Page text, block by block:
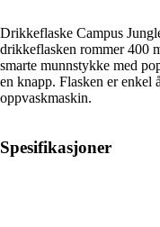
Drikkeflaske Campus
drikkeflasken rommer 400
smarte munnstykke med
en knapp. Flasken er enkel
oppvaskmaskin.
Spesifikasjoner